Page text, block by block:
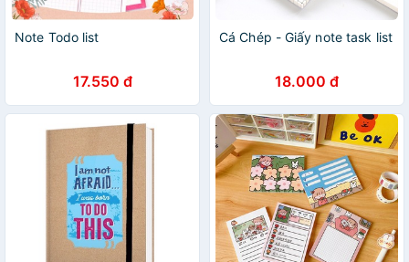
Note Todo list
17.550 đ
Cá Chép - Giấy note task list
18.000 đ